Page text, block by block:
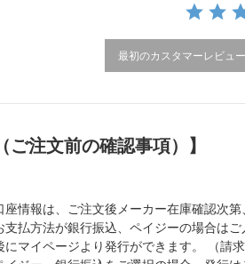
最初のカスタマーレビュ
ご注文前の確認事項）】
座情報は、ご注文後メーカー在庫確認次
払方法が銀行振込、ペイジーの場合はご
マイページより発行ができます。 （請